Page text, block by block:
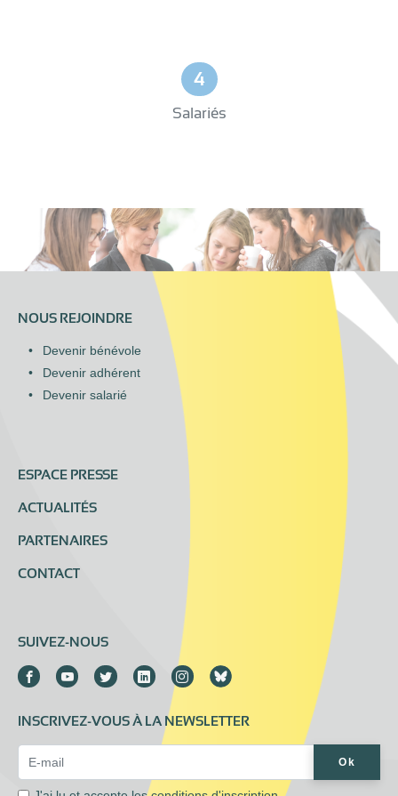
4
Salariés
NOUS REJOINDRE
Devenir bénévole
Devenir adhérent
Devenir salarié
ESPACE PRESSE
ACTUALITÉS
PARTENAIRES
CONTACT
SUIVEZ-NOUS
INSCRIVEZ-VOUS À LA NEWSLETTER
Ok